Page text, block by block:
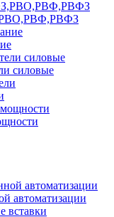
cиловые
автоматизации